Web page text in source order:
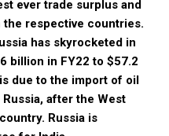
ever trade surplus and
respective countries.
has skyrocketed in
billion in FY22 to $57.2
due to the import of oil
after the West
Russia is